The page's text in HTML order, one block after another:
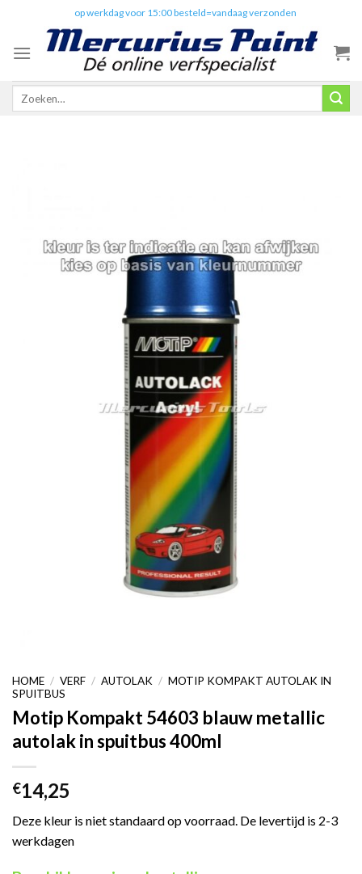
content
op werkdag voor 15:00 besteld=vandaag verzonden
Zoeken
HOME / VERF / AUTOLAK / MOTIP KOMPAKT AUTOLAK IN
SPUITBUS
Motip Kompakt 54603 blauw metallic
autolak in spuitbus 400ml
€14,25
Deze kleur is niet standaard op voorraad. De levertijd is 2-3
werkdagen